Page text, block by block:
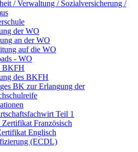
/ Verwaltung / Sozialversicherung /
der WO
an der WO
auf die WO
- WO
BKFH
des BKFH
BK zur Erlangung der
Teil 1
Französisch
Englisch
(ECDL)